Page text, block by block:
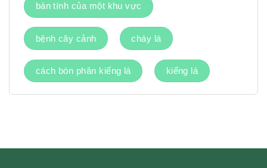
bán tính của một khu vực
bệnh cây cảnh cháy lá
cách bón phân kiếng lá kiếng lá